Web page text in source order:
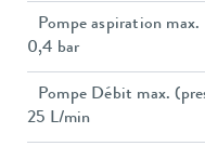
Pompe aspiration max.
0,4 bar
Pompe Débit max.
25 L/min